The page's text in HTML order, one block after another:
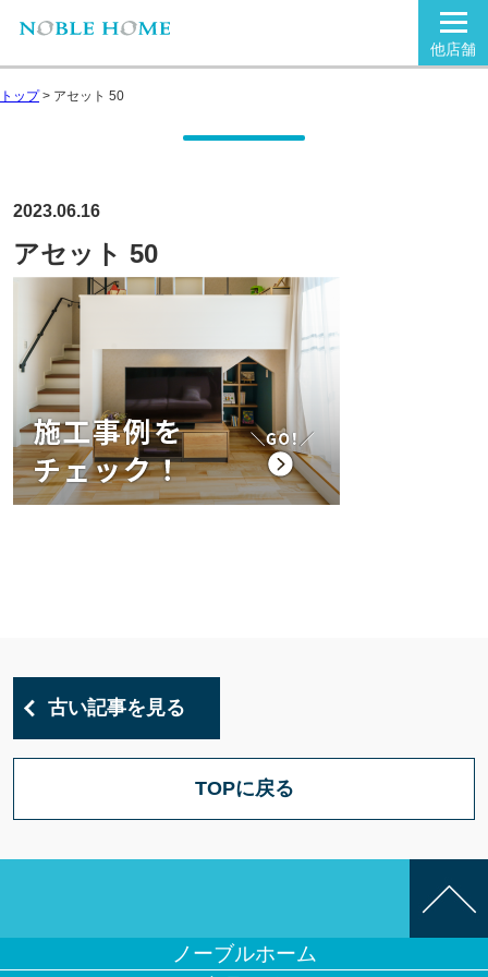
他店舗
トップ> アセット 50
2023.06.16
アセット 50
古い記事を見る
TOPに戻る
ノーブルホーム